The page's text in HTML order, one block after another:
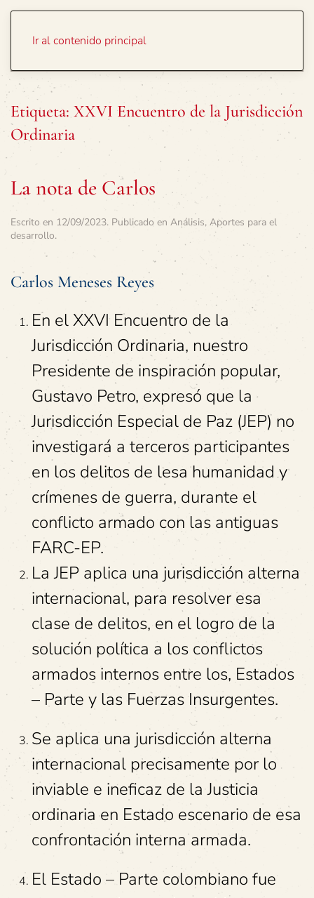
Ir al contenido principal
Etiqueta: XXVI Encuentro de la Jurisdicción
Ordinaria
La nota de Carlos
Escrito en 12/09/2023. Publicado en Análisis, Aportes para el
desarrollo.
Carlos Meneses Reyes
En el XXVI Encuentro de la
Jurisdicción Ordinaria, nuestro
Presidente de inspiración popular,
Gustavo Petro, expresó que la
Jurisdicción Especial de Paz (JEP) no
investigará a terceros participantes
en los delitos de lesa humanidad y
crímenes de guerra, durante el
conflicto armado con las antiguas
FARC-EP.
La JEP aplica una jurisdicción alterna
internacional, para resolver esa
clase de delitos, en el logro de la
solución política a los conflictos
armados internos entre los, Estados
– Parte y las Fuerzas Insurgentes.
Se aplica una jurisdicción alterna
internacional precisamente por lo
inviable e ineficaz de la Justicia
ordinaria en Estado escenario de esa
confrontación interna armada.
El Estado – Parte colombiano fue